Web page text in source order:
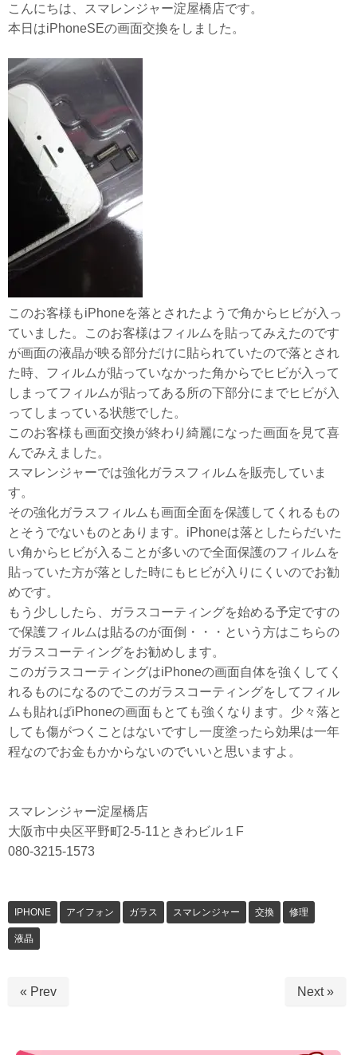
こんにちは、スマレンジャー淀屋橋店です。
本日はiPhoneSEの画面交換をしました。
このお客様もiPhoneを落とされたようで角からヒビが入っ
ていました。このお客様はフィルムを貼ってみえたのです
が画面の液晶が映る部分だけに貼られていたので落とされ
た時、フィルムが貼っていなかった角からでヒビが入って
しまってフィルムが貼ってある所の下部分にまでヒビが入
ってしまっている状態でした。
このお客様も画面交換が終わり綺麗になった画面を見て喜
んでみえました。
スマレンジャーでは強化ガラスフィルムを販売していま
す。
その強化ガラスフィルムも画面全面を保護してくれるもの
とそうでないものとあります。iPhoneは落としたらだいた
い角からヒビが入ることが多いので全面保護のフィルムを
貼っていた方が落とした時にもヒビが入りにくいのでお勧
めです。
もう少ししたら、ガラスコーティングを始める予定ですの
で保護フィルムは貼るのが面倒・・・という方はこちらの
ガラスコーティングをお勧めします。
このガラスコーティングはiPhoneの画面自体を強くしてく
れるものになるのでこのガラスコーティングをしてフィル
ムも貼ればiPhoneの画面もとても強くなります。少々落と
しても傷がつくことはないですし一度塗ったら効果は一年
程なのでお金もかからないのでいいと思いますよ。
スマレンジャー淀屋橋店
大阪市中央区平野町2-5-11ときわビル１F
080-3215-1573
IPHONE アイフォン ガラス スマレンジャー 交換 修理
液晶
« Prev Next »